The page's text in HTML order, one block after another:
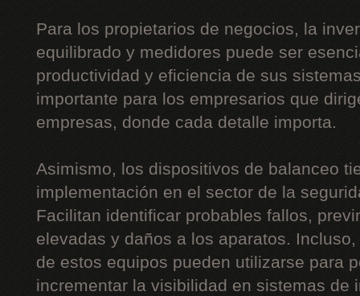
Para los propietarios de negocios, la
equilibrado y medidores puede ser
productividad y eficiencia de sus
importante para los empresarios que
empresas, donde cada detalle importa.
Asimismo, los dispositivos de balanceo
implementación en el sector de la
Facilitan identificar probables fallos,
elevadas y daños a los aparatos.
de estos equipos pueden utilizarse para
incrementar la visibilidad en sistemas de